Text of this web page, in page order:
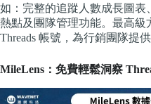
如：完整的追蹤人數成長圖表
熱點及團隊管理功能。最高級
Threads 帳號，為行銷團隊提
MileLens：免費輕鬆洞察